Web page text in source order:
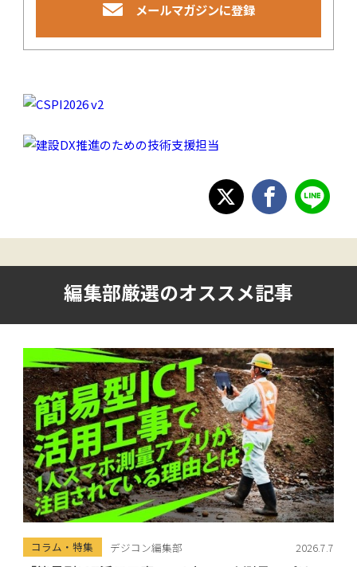
メールマガジンに登録
編集部厳選のオススメ記事
コラム・特集 デジコン編集部 2026.7.7